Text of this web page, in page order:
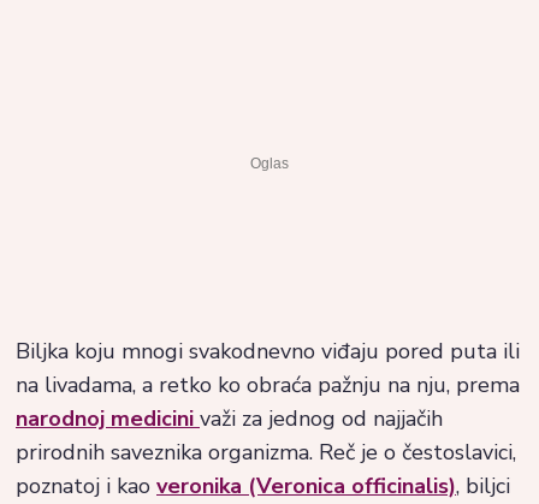
Biljka koju mnogi svakodnevno viđaju pored puta ili
na livadama, a retko ko obraća pažnju na nju, prema
narodnoj medicini važi za jednog od najjačih
prirodnih saveznika organizma. Reč je o čestoslavici,
poznatoj i kao veronika (Veronica officinalis), biljci